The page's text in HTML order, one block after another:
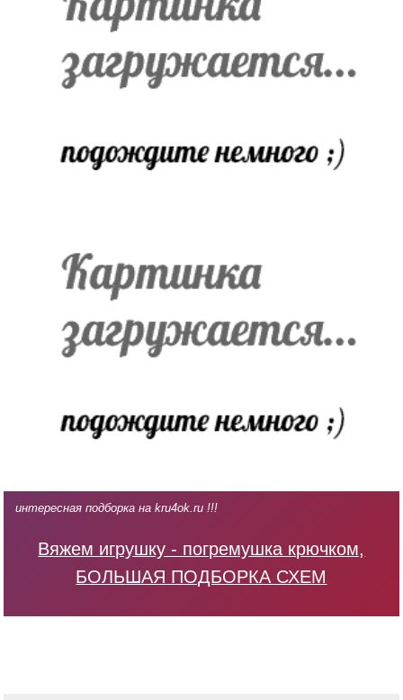
интересная подборка на kru4ok.ru !!!
Вяжем игрушку - погремушка крючком,
БОЛЬШАЯ ПОДБОРКА СХЕМ